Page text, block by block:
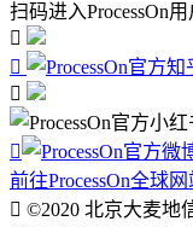
扫码进入ProcessOn




前往ProcessOn全球
 ©2020 北京大麦地